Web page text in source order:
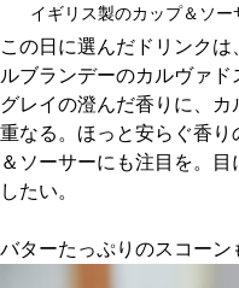
イギリス製のカップ＆ソ
この日に選んだドリンク
ルブランデーのカルヴァ
グレイの澄んだ香りに、
重なる。ほっと安らぐ香
＆ソーサーにも注目を。
したい。
バターたっぷりのスコーン